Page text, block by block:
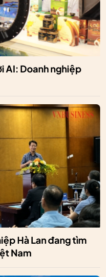
AI: Doanh nghiệp
Hà Lan đang tìm
Nam